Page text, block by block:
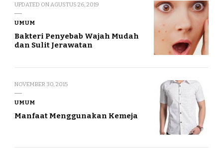
UPDATED ON AGUSTUS 26, 2019
UMUM
Bakteri Penyebab Wajah Mudah
dan Sulit Jerawatan
NOVEMBER 30, 2015
UMUM
Manfaat Menggunakan Kemeja